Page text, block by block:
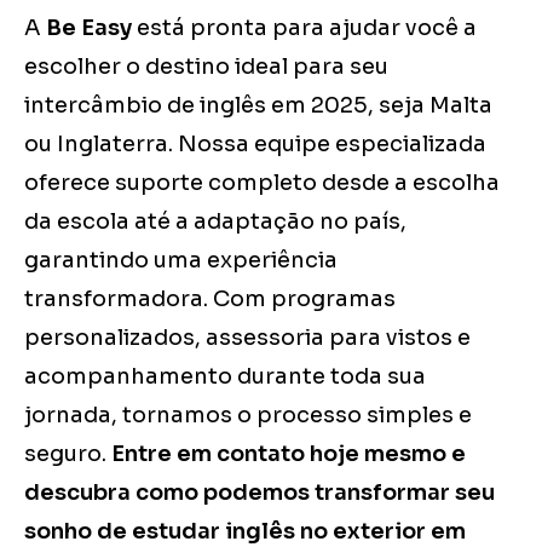
A Be Easy está pronta para ajudar você a
escolher o destino ideal para seu
intercâmbio de inglês em 2025, seja Malta
ou Inglaterra. Nossa equipe especializada
oferece suporte completo desde a escolha
da escola até a adaptação no país,
garantindo uma experiência
transformadora. Com programas
personalizados, assessoria para vistos e
acompanhamento durante toda sua
jornada, tornamos o processo simples e
seguro. Entre em contato hoje mesmo e
descubra como podemos transformar seu
sonho de estudar inglês no exterior em